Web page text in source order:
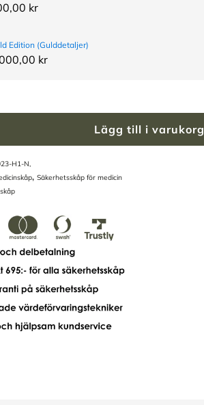
kr
Edition (Gulddetaljer)
kr
Lägg till i varukorg
H1-N,
, Säkerhetsskåp för medicin